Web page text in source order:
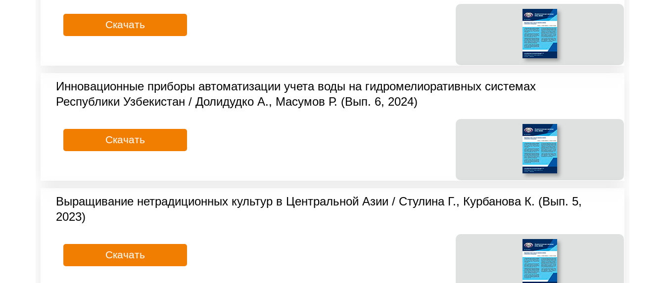
Скачать
Инновационные приборы автоматизации учета воды на гидромелиоративных системах
Республики Узбекистан / Долидудко А., Масумов Р. (Вып. 6, 2024)
Скачать
Выращивание нетрадиционных культур в Центральной Азии / Стулина Г., Курбанова К. (Вып. 5,
2023)
Скачать